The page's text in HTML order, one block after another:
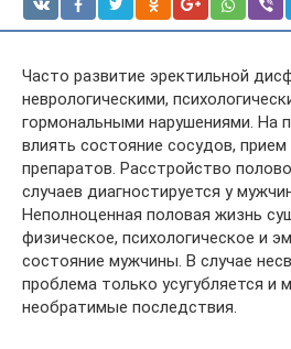
Часто развитие эректильной
неврологическими,
гормональными нарушениями. На
влиять состояние сосудов,
препаратов. Расстройство
случаев диагностируется у
Неполноценная половая жизнь
физическое, психологическое и
состояние мужчины. В случае
проблема только усугубляется и
необратимые последствия.